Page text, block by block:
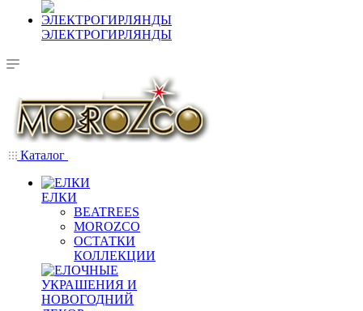
ЭЛЕКТРОГИРЛЯНДЫ
Каталог
ЕЛКИ
BEATREES
MOROZCO
ОСТАТКИ
КОЛЛЕКЦИИ